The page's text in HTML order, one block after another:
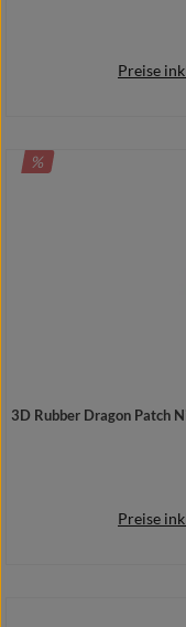
Preise
RABATT
%
3D Rubber Dragon Patch
Preise